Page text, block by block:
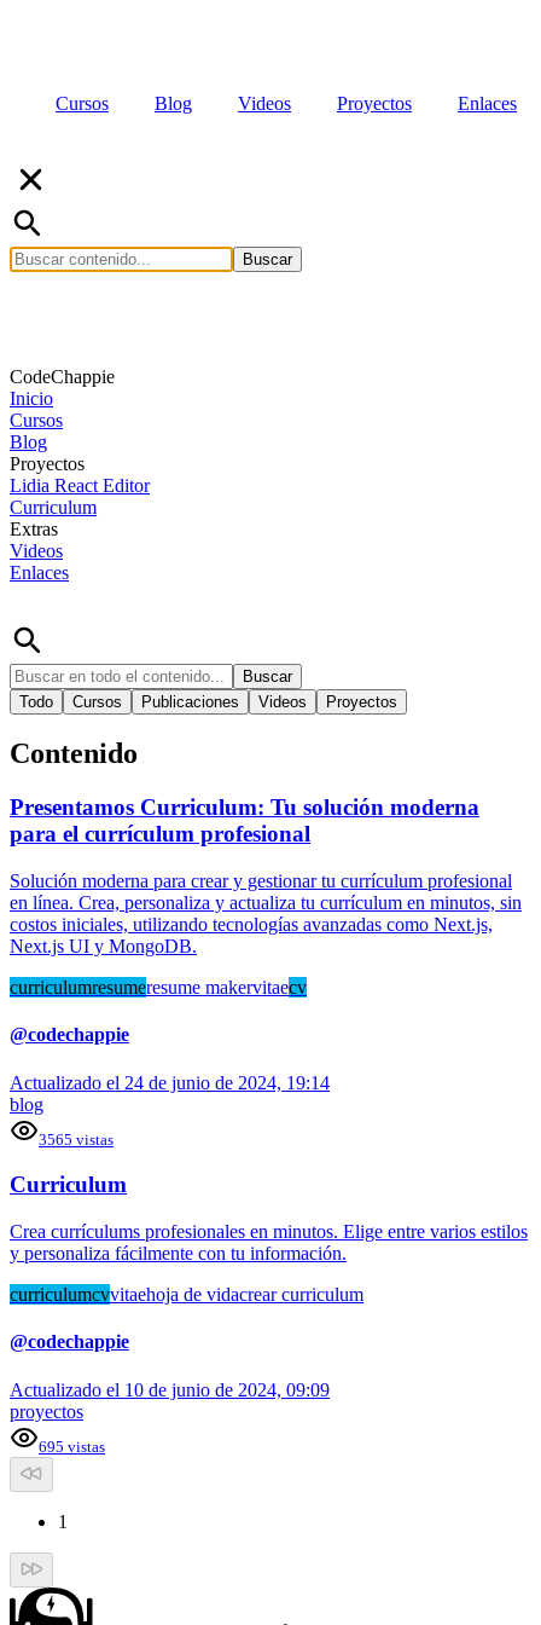
Cursos Blog Videos Proyectos Enlaces
Buscar
CodeChappie
Inicio
Cursos
Blog
Proyectos
Lidia React Editor
Curriculum
Extras
Videos
Enlaces
Buscar
Todo
Cursos Publicaciones Videos Proyectos
Contenido
Presentamos Curriculum: Tu solución moderna
para el currículum profesional
Solución moderna para crear y gestionar tu currículum profesional
en línea. Crea, personaliza y actualiza tu currículum en minutos, sin
costos iniciales, utilizando tecnologías avanzadas como Next.js,
Next.js UI y MongoDB.
curriculumresumeresume makervitaecv
@codechappie
Actualizado el 24 de junio de 2024, 19:14
blog
3565 vistas
Curriculum
Crea currículums profesionales en minutos. Elige entre varios estilos
y personaliza fácilmente con tu información.
curriculumcvvitaehoja de vidacrear curriculum
@codechappie
Actualizado el 10 de junio de 2024, 09:09
proyectos
695 vistas
1